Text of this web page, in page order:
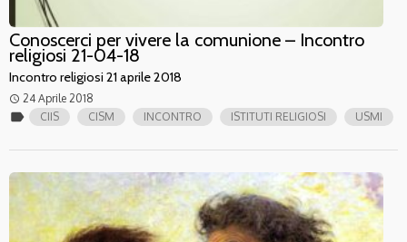
Conoscerci per vivere la comunione – Incontro
religiosi 21-04-18
Incontro religiosi 21 aprile 2018
access_time 24 Aprile 2018
label CIIS CISM INCONTRO ISTITUTI RELIGIOSI USMI